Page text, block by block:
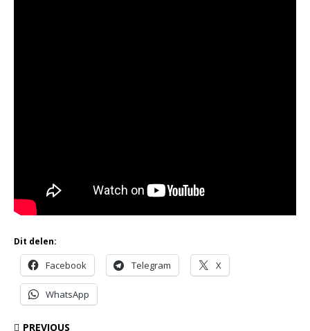
Dit delen:
Facebook Telegram X
WhatsApp
PREVIOUS